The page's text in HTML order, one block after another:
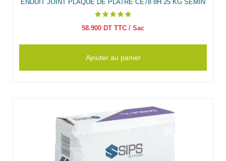
ENDUIT JOINT PLAQUE DE PLATRE CE78 8H 25 KG SEMIN
58.900 DT TTC / Sac
Ajouter au panier